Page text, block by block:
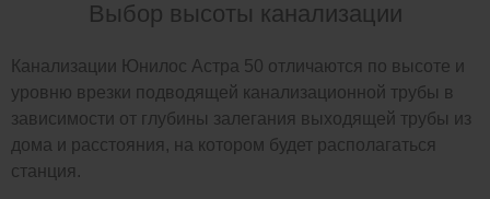
Выбор высоты канализации
Канализации Юнилос Астра 50 отличаются по высоте и
уровню врезки подводящей канализационной трубы в
зависимости от глубины залегания выходящей трубы из
дома и расстояния, на котором будет располагаться
станция.